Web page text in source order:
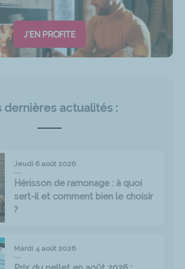
J'EN PROFITE
dernières actualités :
Jeudi 6 août 2026
Hérisson de ramonage : à quoi
sert-il et comment bien le choisir
?
Mardi 4 août 2026